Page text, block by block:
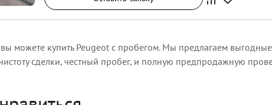
можете купить Peugeot с пробегом. Мы предлагаем
сделки, честный пробег, и полную предпродажную